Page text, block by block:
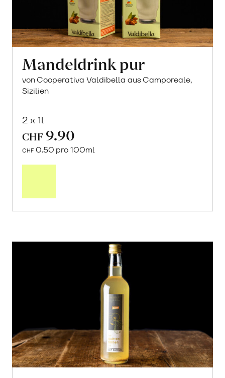
Mandeldrink pur
von Cooperativa Valdibella aus Camporeale,
Sizilien
2 x 1l
CHF 9.90
CHF 0.50 pro 100ml